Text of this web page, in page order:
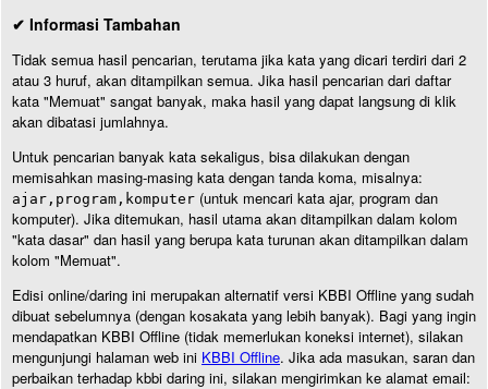
✔ Informasi Tambahan
Tidak semua hasil pencarian, terutama jika kata yang dicari terdiri dari 2
atau 3 huruf, akan ditampilkan semua. Jika hasil pencarian dari daftar
kata "Memuat" sangat banyak, maka hasil yang dapat langsung di klik
akan dibatasi jumlahnya.
Untuk pencarian banyak kata sekaligus, bisa dilakukan dengan
memisahkan masing-masing kata dengan tanda koma, misalnya:
ajar,program,komputer (untuk mencari kata ajar, program dan
komputer). Jika ditemukan, hasil utama akan ditampilkan dalam kolom
"kata dasar" dan hasil yang berupa kata turunan akan ditampilkan dalam
kolom "Memuat".
Edisi online/daring ini merupakan alternatif versi KBBI Offline yang sudah
dibuat sebelumnya (dengan kosakata yang lebih banyak). Bagi yang ingin
mendapatkan KBBI Offline (tidak memerlukan koneksi internet), silakan
mengunjungi halaman web ini KBBI Offline. Jika ada masukan, saran dan
perbaikan terhadap kbbi daring ini, silakan mengirimkan ke alamat email: